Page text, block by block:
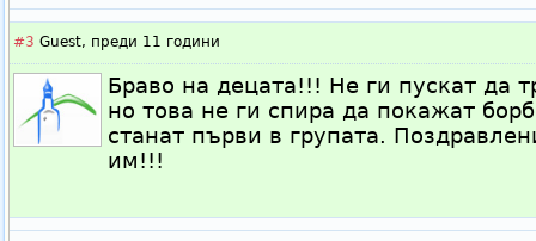
#3 Guest, преди 11 години
Браво на децата!!! Не ги пускат да
но това не ги спира да покажат
станат първи в групата.
им!!!